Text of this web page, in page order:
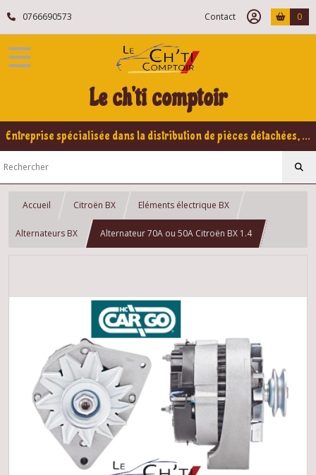
0766690573 Contact 0
Le ch'ti comptoir
Entreprise spécialisée dans la distribution de pièces détachées, refabrication pour voitures Yountimers Peugeot 205 GTI, 309 GTI - GTI16
Accueil Citroën BX Eléments électrique BX
Alternateurs BX Alternateur 70A ou 50A Citroën BX 1.4